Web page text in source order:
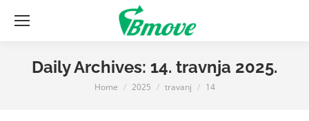
Daily Archives: 14. travnja 2025.
You are here:
Home 2025 travanj 14